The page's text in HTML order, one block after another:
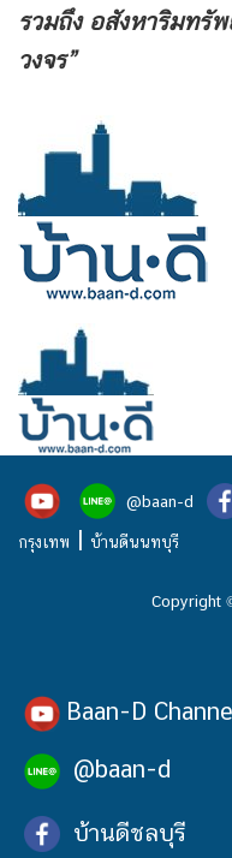
รวมถึง อสังหาริมทรั
วงจร”
@baan-d
กรุงเทพ | บ้านดีนนทบุรี
Copyright
Baan-D
@baan-d
บ้านดีชลบุรี